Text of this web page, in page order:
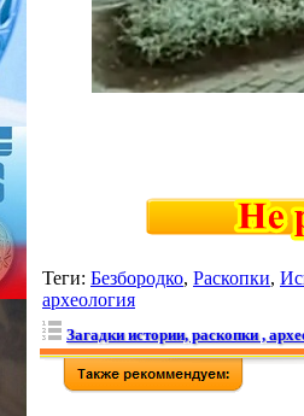
Теги: Безбородко, Раскопки,
археология
Загадки истории, раскопки ,